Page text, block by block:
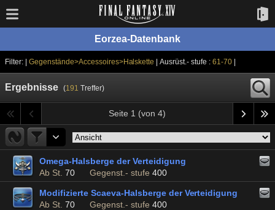
Eorzea-Datenbank
Filter: | Gegenstände>Accessoires>Halskette | Ausrüst.- stufe :61-70
Ergebnisse (191 Treffer)
Seite 1 (von 4)
Omega-Halsberge der Verteidigung
Ab St. 70 Gegenst.- stufe 400
Modifizierte Scaeva-Halsberge der Verteidigung
Ab St. 70 Gegenst.- stufe 400